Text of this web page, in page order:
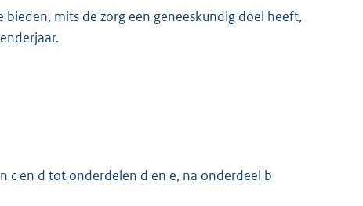
mits de zorg een geneeskundig doel heeft,
c en d tot onderdelen d en e, na onderdeel b